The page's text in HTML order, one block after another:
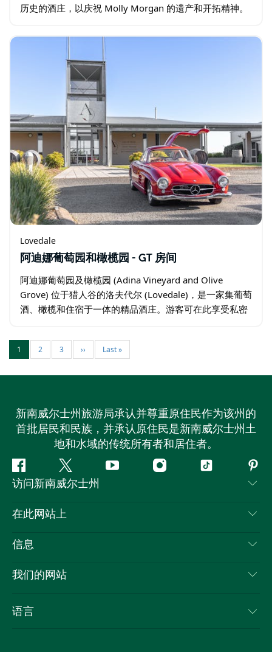
历史的酒庄，以庆祝 Molly Morgan 的遗产和开拓精神。
Lovedale
阿迪娜葡萄园和橄榄园 - GT 房间
阿迪娜葡萄园及橄榄园 (Adina Vineyard and Olive
Grove) 位于猎人谷的洛夫代尔 (Lovedale)，是一家集葡萄
酒、橄榄和住宿于一体的精品酒庄。游客可在此享受私密
1 2 3 ›› Last »
新南威尔士州旅游局承认并尊重原住民作为该州的
首批居民和民族，并承认原住民是新南威尔士州土
地和水域的传统所有者和居住者。
Facebook叽
叽
喳
YouTube Instagram抖
访问新南威尔士州
联系我们
隐私
Cookie 通知
在此网站上
目的地
新南威尔士州公路旅行
活动
信息
旅行信息
新南威尔士州的商业
我们的网站
语言